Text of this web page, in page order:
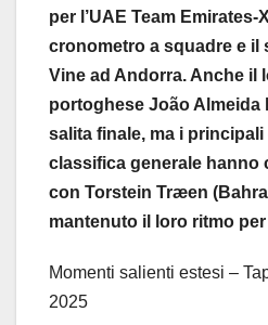
per l’UAE Team Emirates-
cronometro a squadre e il
Vine ad Andorra. Anche il
portoghese João Almeida
salita finale, ma i
classifica generale hanno
con Torstein Træen
mantenuto il loro ritmo
Momenti salienti estesi –
2025